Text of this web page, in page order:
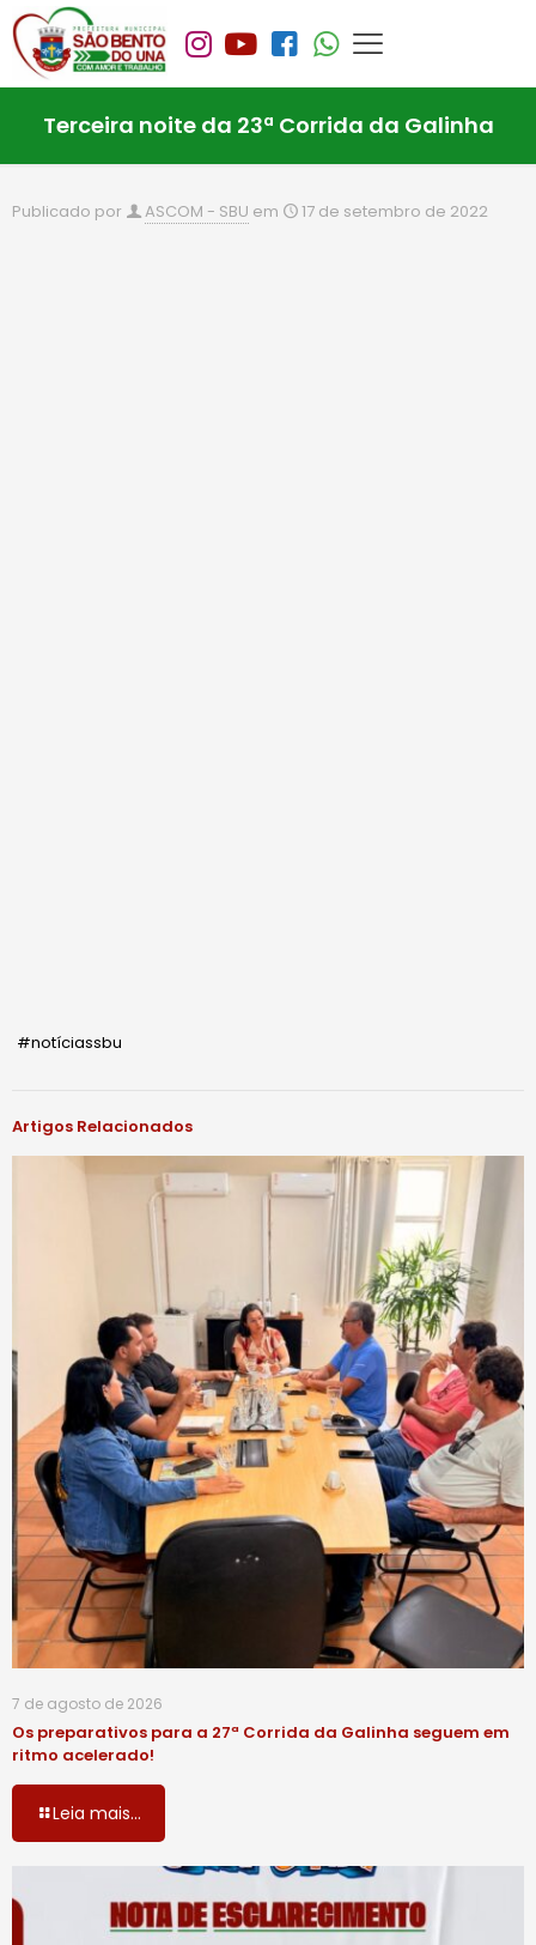
Terceira noite da 23ª Corrida da Galinha
Publicado por ASCOM - SBU em 17 de setembro de 2022
#notíciassbu
Artigos Relacionados
7 de agosto de 2026
Os preparativos para a 27ª Corrida da Galinha seguem em
ritmo acelerado!
Leia mais...